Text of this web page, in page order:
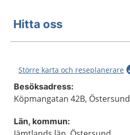
Hitta oss
Större karta och reseplanerare
Besöksadress:
Köpmangatan 42B, Östersund
Län, kommun: